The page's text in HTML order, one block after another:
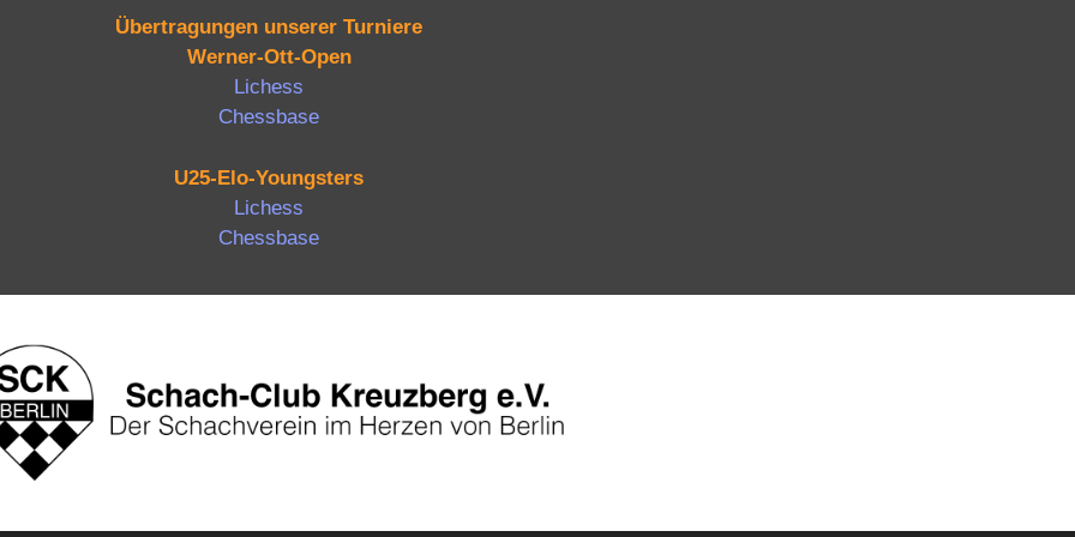
Übertragungen unserer Turniere
Werner-Ott-Open
Lichess
Chessbase
U25-Elo-Youngsters
Lichess
Chessbase